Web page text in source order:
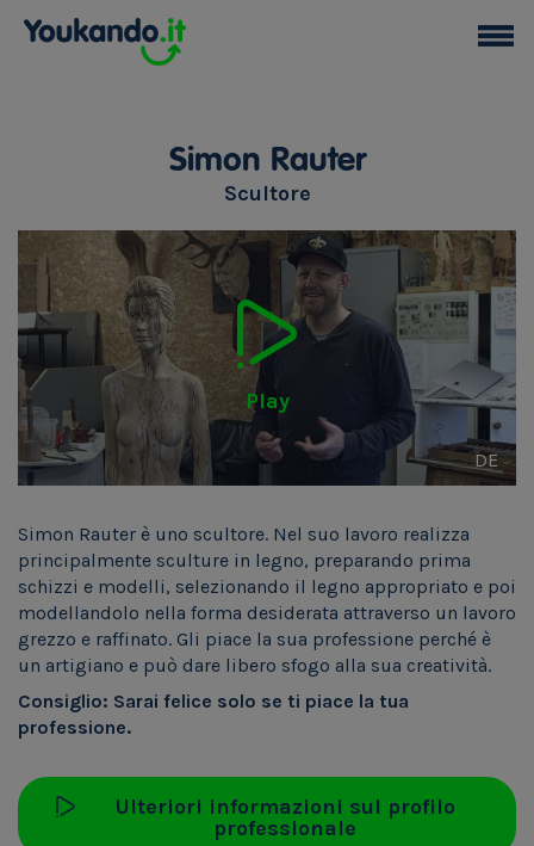
Simon Rauter
Scultore
Play
DE
Simon Rauter è uno scultore. Nel suo lavoro realizza
principalmente sculture in legno, preparando prima
schizzi e modelli, selezionando il legno appropriato e poi
modellandolo nella forma desiderata attraverso un lavoro
grezzo e raffinato. Gli piace la sua professione perché è
un artigiano e può dare libero sfogo alla sua creatività.
Consiglio: Sarai felice solo se ti piace la tua
professione.
Ulteriori informazioni sul profilo
professionale